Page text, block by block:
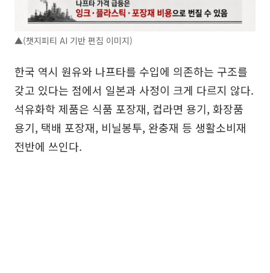
▲(챗지피티 AI 기반 편집 이미지)
한국 역시 원유와 나프타를 수입에 의존하는 구조를
갖고 있다는 점에서 일본과 사정이 크게 다르지 않다.
석유화학 제품은 식품 포장재, 컵라면 용기, 화장품
용기, 택배 포장재, 비닐봉투, 완충재 등 생활소비재
전반에 쓰인다.